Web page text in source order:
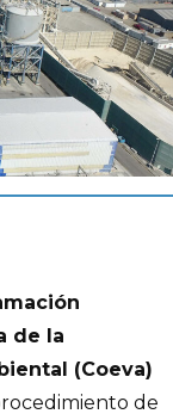
de la
(Coeva)
de